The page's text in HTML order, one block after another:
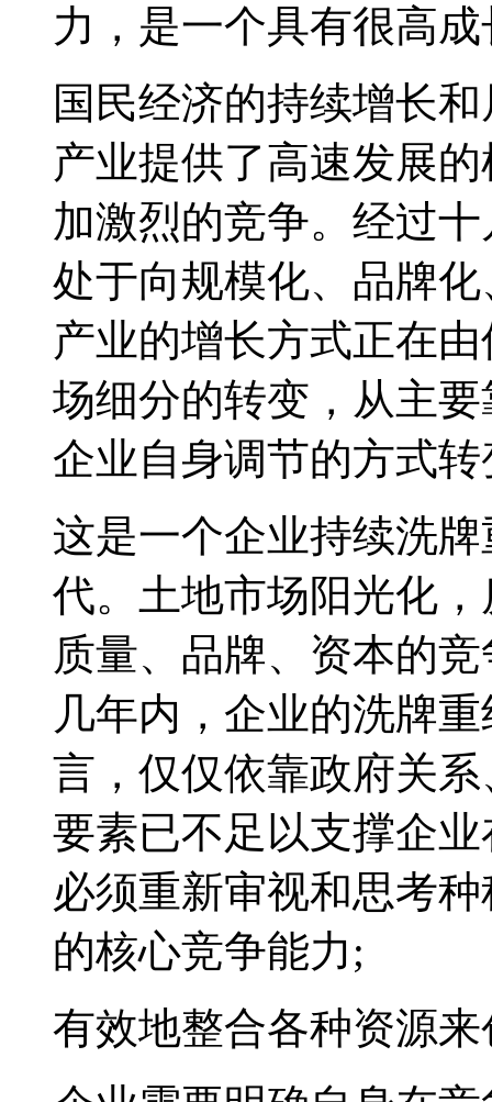
力，是一个具有很高
国民经济的持续增长
产业提供了高速发展
加激烈的竞争。经过
处于向规模化、品牌
产业的增长方式正在
场细分的转变，从主
企业自身调节的方式转
这是一个企业持续洗
代。土地市场阳光化
质量、品牌、资本的
几年内，企业的洗牌
言，仅仅依靠政府关
要素已不足以支撑企
必须重新审视和思考
的核心竞争能力;
有效地整合各种资源